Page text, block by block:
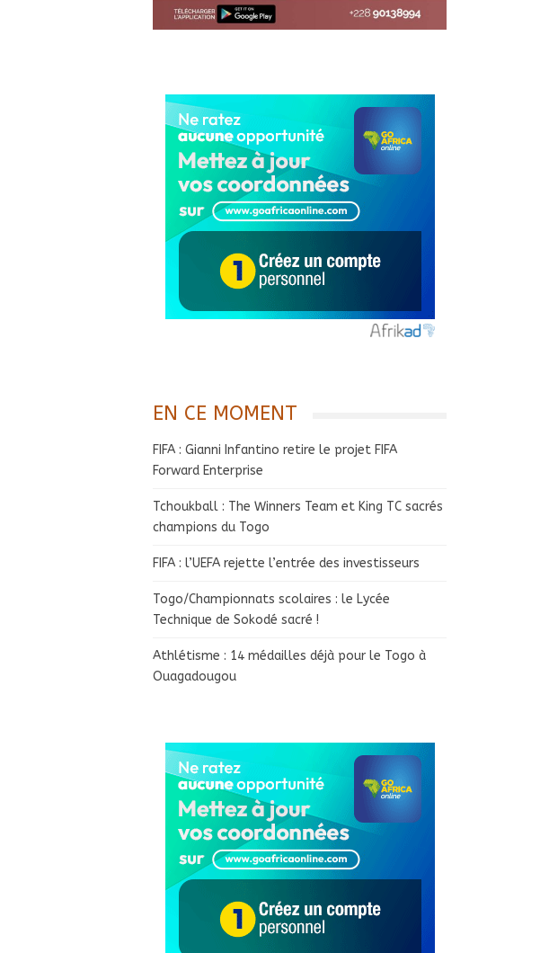
EN CE MOMENT
FIFA : Gianni Infantino retire le projet FIFA
Forward Enterprise
Tchoukball : The Winners Team et King TC sacrés
champions du Togo
FIFA : l’UEFA rejette l’entrée des investisseurs
Togo/Championnats scolaires : le Lycée
Technique de Sokodé sacré !
Athlétisme : 14 médailles déjà pour le Togo à
Ouagadougou